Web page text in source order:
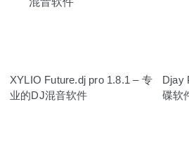
XYLIO Future.dj pro 1.8.1 – 专
业的DJ混音软件
Djay
碟软